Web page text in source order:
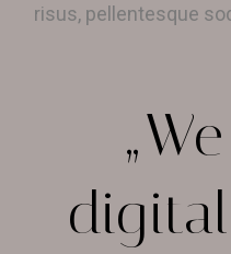
risus, pellentesque